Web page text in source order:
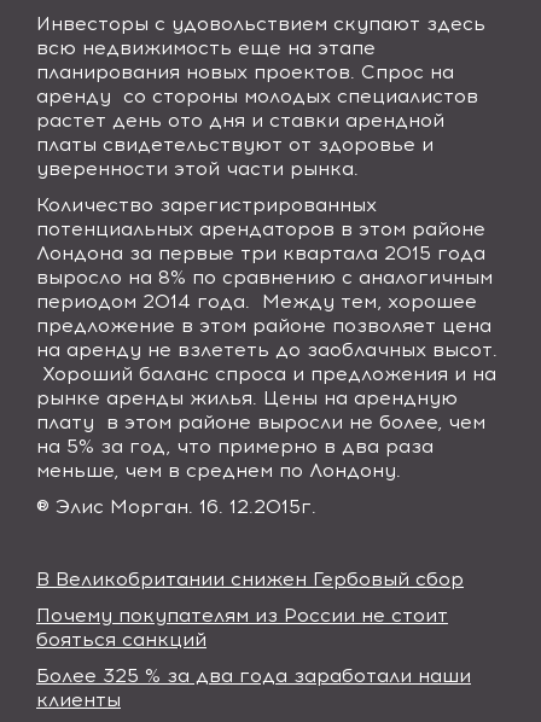
Инвесторы с удовольствием скупают здесь
всю недвижимость еще на этапе
планирования новых проектов. Спрос на
аренду
со стороны молодых специалистов
растет день ото дня и ставки арендной
платы свидетельствуют от здоровье и
уверенности этой части рынка.
Количество зарегистрированных
потенциальных арендаторов в этом районе
Лондона за первые три квартала 2015 года
выросло на 8% по сравнению с аналогичным
периодом 2014 года.
Между тем, хорошее
предложение в этом районе позволяет цена
на аренду не взлететь до заоблачных высот.
Хороший баланс спроса и предложения и на
рынке аренды жилья. Цены на арендную
плату
в этом районе выросли не более, чем
на 5% за год, что примерно в два раза
меньше, чем в среднем по Лондону.
® Элис Морган. 16. 12.2015г.
В Великобритании снижен Гербовый сбор
Почему покупателям из России не стоит
бояться санкций
Более 325 % за два года заработали наши
клиенты